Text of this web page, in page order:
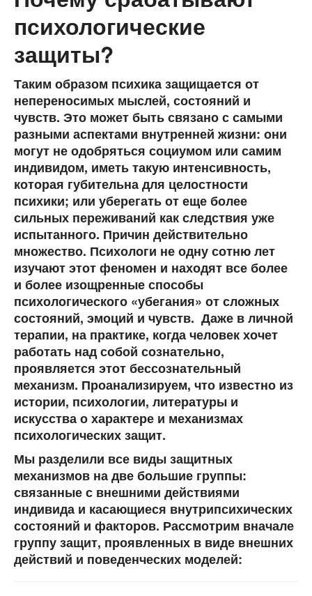
психологические
защиты?
Таким образом психика защищается от
непереносимых мыслей, состояний и
чувств. Это может быть связано с самыми
разными аспектами внутренней жизни: они
могут не одобряться социумом или самим
индивидом, иметь такую интенсивность,
которая губительна для целостности
психики; или уберегать от еще более
сильных переживаний как следствия уже
испытанного. Причин действительно
множество. Психологи не одну сотню лет
изучают этот феномен и находят все более
и более изощренные способы
психологического «убегания» от сложных
состояний, эмоций и чувств. Даже в личной
терапии, на практике, когда человек хочет
работать над собой сознательно,
проявляется этот бессознательный
механизм. Проанализируем, что известно из
истории, психологии, литературы и
искусства о характере и механизмах
психологических защит.
Мы разделили все виды защитных
механизмов надве большие группы:
связанные с внешними действиями
индивида и касающиеся внутрипсихических
состояний и факторов. Рассмотрим вначале
группу защит, проявленных в виде внешних
действий и поведенческих моделей: